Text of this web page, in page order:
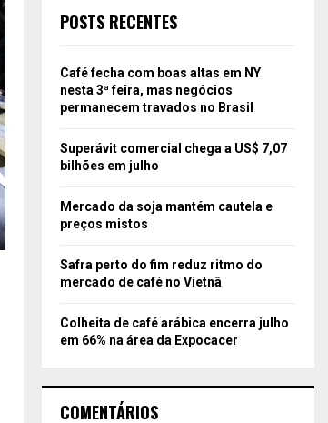
POSTS RECENTES
Café fecha com boas altas em NY
nesta 3ª feira, mas negócios
permanecem travados no Brasil
Superávit comercial chega a US$ 7,07
bilhões em julho
Mercado da soja mantém cautela e
preços mistos
Safra perto do fim reduz ritmo do
mercado de café no Vietnã
Colheita de café arábica encerra julho
em 66% na área da Expocacer
COMENTÁRIOS